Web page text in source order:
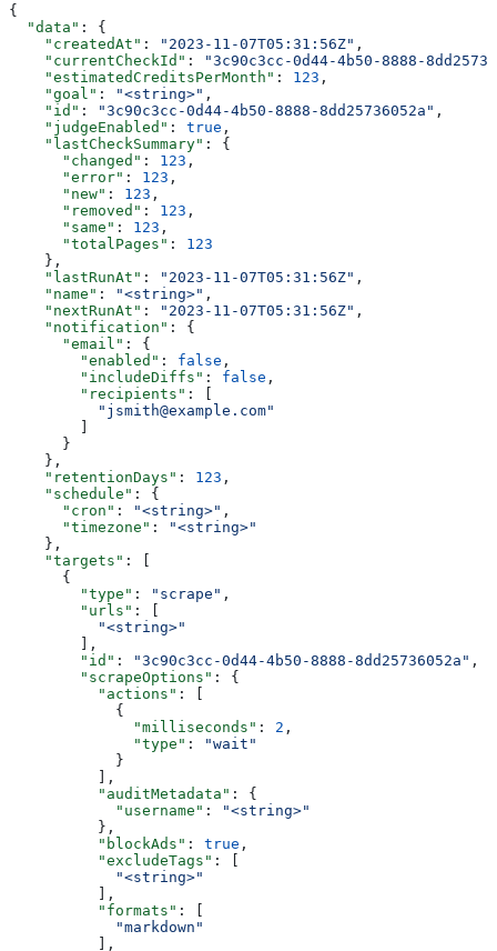
{
  "data"
: {
    "createdAt"
: "2023-11-07T05:31:56Z" ,
    "currentCheckId"
:
"3c90c3cc-0d44-4b50-8888-
    "estimatedCreditsPerMonth"
: 123 ,
    "goal"
: "<string>" ,
    "id"
: "3c90c3cc-0d44-4b50-8888-8dd25736052a" ,
    "judgeEnabled"
: true ,
    "lastCheckSummary"
: {
      "changed"
: 123 ,
      "error"
: 123 ,
      "new"
: 123 ,
      "removed"
: 123 ,
      "same"
: 123 ,
      "totalPages"
: 123
    },
    "lastRunAt"
: "2023-11-07T05:31:56Z" ,
    "name"
: "<string>" ,
    "nextRunAt"
: "2023-11-07T05:31:56Z" ,
    "notification"
: {
      "email"
: {
        "enabled"
: false ,
        "includeDiffs"
: false ,
        "recipients"
: [
          "jsmith@example.com"
        ]
      }
    },
    "retentionDays"
: 123 ,
    "schedule"
: {
      "cron"
: "<string>" ,
      "timezone"
:
"<string>"
    },
    "targets"
: [
      {
        "type"
: "scrape" ,
        "urls"
: [
          "<string>"
        ],
        "id"
: "3c90c3cc-0d44-4b50-8888-8dd25736052a" ,
        "scrapeOptions"
: {
          "actions"
: [
            {
              "milliseconds"
: 2 ,
              "type"
:
"wait"
            }
          ],
          "auditMetadata"
: {
            "username"
:
"<string>"
          },
          "blockAds"
: true ,
          "excludeTags"
: [
            "<string>"
          ],
          "formats"
: [
            "markdown"
          ],